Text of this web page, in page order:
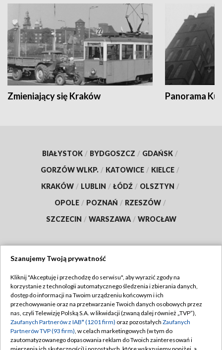
Zmieniający się Kraków Panorama
BIAŁYSTOK / BYDGOSZCZ / GDAŃSK /
GORZÓW WLKP. / KATOWICE / KIELCE /
KRAKÓW / LUBLIN / ŁÓDŹ / OLSZTYN /
OPOLE / POZNAŃ / RZESZÓW /
SZCZECIN / WARSZAWA / WROCŁAW
TVP
Abonament TVP
Emisja w TVP
Centrum informacji TVP
Regulamin TVP
Polityka prywatności
Moje zgody
Szanujemy Twoją prywatność
Kliknij "Akceptuję i przechodzę do serwisu", aby wyrazić zgody na
korzystanie z technologii automatycznego śledzenia i zbierania danych,
dostęp do informacji na Twoim urządzeniu końcowym i ich
przechowywanie oraz na przetwarzanie Twoich danych osobowych przez
nas, czyli Telewizję Polską S.A. w likwidacji (zwaną dalej również „TVP”),
Zaufanych Partnerów z IAB* (1201 firm) oraz pozostałych Zaufanych
Partnerów TVP (93 firm), w celach marketingowych (w tym do
zautomatyzowanego dopasowania reklam do Twoich zainteresowań i